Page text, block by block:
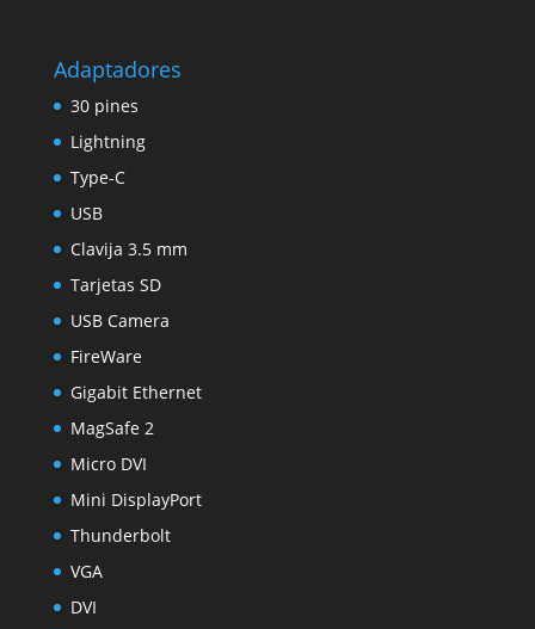
Adaptadores
30 pines
Lightning
Type-C
USB
Clavija 3.5 mm
Tarjetas SD
USB Camera
FireWare
Gigabit Ethernet
MagSafe 2
Micro DVI
Mini DisplayPort
Thunderbolt
VGA
DVI